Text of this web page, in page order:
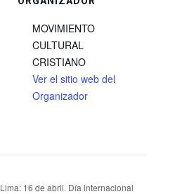
MOVIMIENTO
CULTURAL
CRISTIANO
Ver el sitio web del
Organizador
Lima: 16 de abril. Día internacional